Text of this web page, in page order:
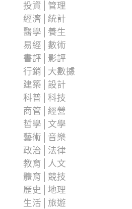
投資│管理
經濟│統計
醫學│養生
易經│數術
書評│影評
行銷│大數據
建築│設計
科普│科技
商管│經營
哲學│文學
藝術│音樂
政治│法律
教育│人文
體育│競技
歷史│地理
生活│旅遊